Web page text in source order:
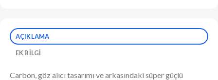
AÇIKLAMA
EK BILGI
Carbon, göz alıcı tasarımı ve arkasındaki süper güçlü